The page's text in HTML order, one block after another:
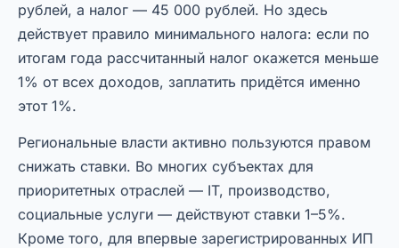
рублей, а налог — 45 000 рублей. Но здесь
действует правило минимального налога: если по
итогам года рассчитанный налог окажется меньше
1% от всех доходов, заплатить придётся именно
этот 1%.
Региональные власти активно пользуются правом
снижать ставки. Во многих субъектах для
приоритетных отраслей — IT, производство,
социальные услуги — действуют ставки 1–5%.
Кроме того, для впервые зарегистрированных ИП